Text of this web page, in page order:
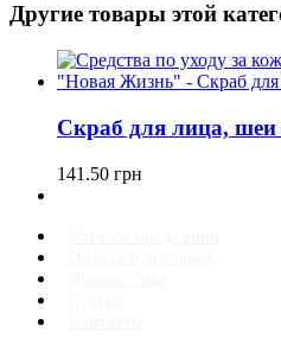
Другие товары этой
Скраб для лица, шеи
141.50 грн